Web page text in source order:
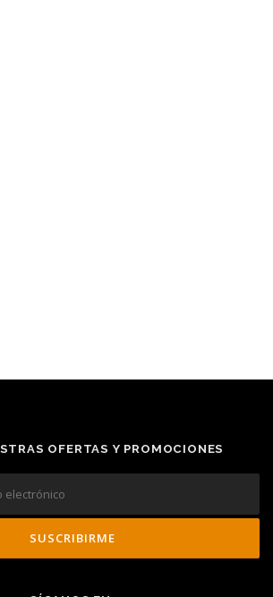
OFERTAS Y PROMOCIONES